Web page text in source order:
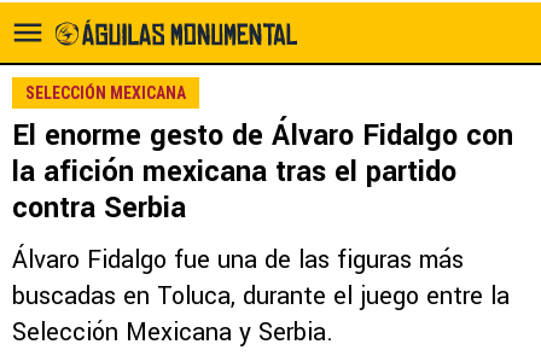
SELECCIÓN MEXICANA
El enorme gesto de Álvaro Fidalgo con
la afición mexicana tras el partido
contra Serbia
Álvaro Fidalgo fue una de las figuras más
buscadas en Toluca, durante el juego entre la
Selección Mexicana y Serbia.